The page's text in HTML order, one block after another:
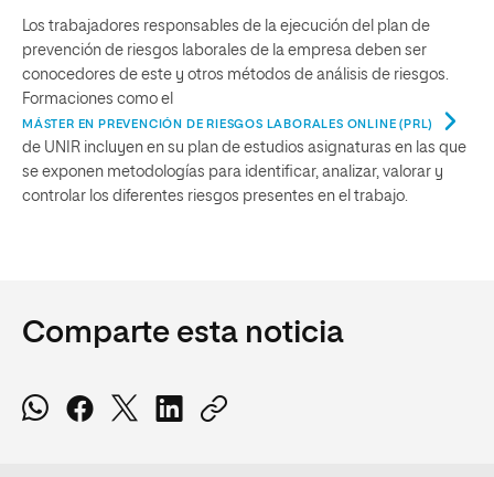
Los trabajadores responsables de la ejecución del plan de
prevención de riesgos laborales de la empresa deben ser
conocedores de este y otros métodos de análisis de riesgos.
Formaciones como el
MÁSTER EN PREVENCIÓN DE RIESGOS LABORALES ONLINE (PRL)
de UNIR incluyen en su plan de estudios asignaturas en las que
se exponen metodologías para identificar, analizar, valorar y
controlar los diferentes riesgos presentes en el trabajo.
Comparte esta noticia